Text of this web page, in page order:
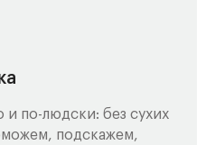
по-людски: без сухих
подскажем,